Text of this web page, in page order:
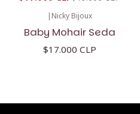
| Nicky Bijoux
Baby Mohair Seda
$17.000 CLP